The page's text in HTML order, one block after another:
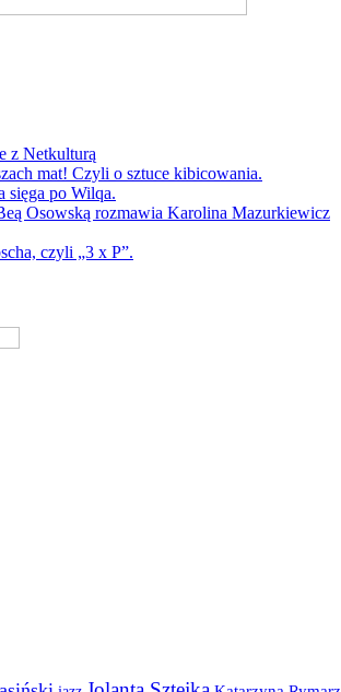
z Netkulturą
mat! Czyli o sztuce kibicowania.
sięga po Wilqa.
Osowską rozmawia Karolina Mazurkiewicz
czyli „3 x P”.